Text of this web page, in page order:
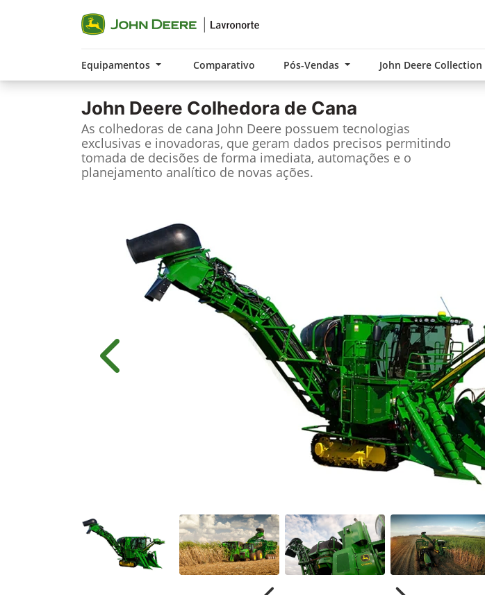
Equipamentos Comparativo Pós-Vendas John Deere Collection
John Deere Colhedora de Cana
As colhedoras de cana John Deere possuem tecnologias
exclusivas e inovadoras, que geram dados precisos permitindo
tomada de decisões de forma imediata, automações e o
planejamento analítico de novas ações.
Anterior